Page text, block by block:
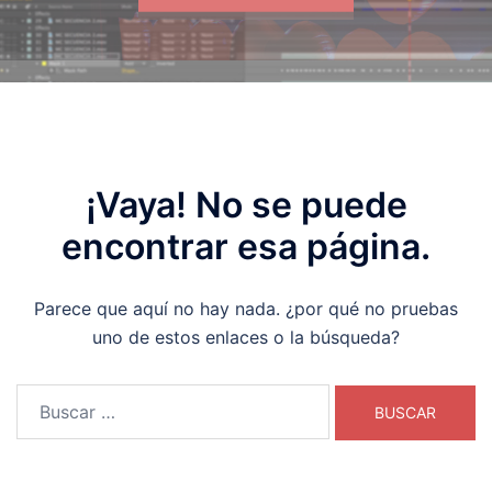
¡Vaya! No se puede
encontrar esa página.
Parece que aquí no hay nada. ¿por qué no pruebas
uno de estos enlaces o la búsqueda?